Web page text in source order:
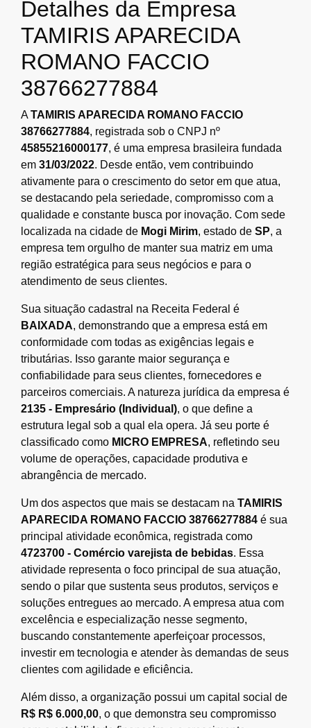
Detalhes da Empresa
TAMIRIS APARECIDA
ROMANO FACCIO
38766277884
ATAMIRIS APARECIDA ROMANO FACCIO
38766277884, registrada sob o CNPJ nº
45855216000177, é uma empresa brasileira fundada
em 31/03/2022. Desde então, vem contribuindo
ativamente para o crescimento do setor em que atua,
se destacando pela seriedade, compromisso com a
qualidade e constante busca por inovação. Com sede
localizada na cidade de Mogi Mirim, estado de SP, a
empresa tem orgulho de manter sua matriz em uma
região estratégica para seus negócios e para o
atendimento de seus clientes.
Sua situação cadastral na Receita Federal é
BAIXADA, demonstrando que a empresa está em
conformidade com todas as exigências legais e
tributárias. Isso garante maior segurança e
confiabilidade para seus clientes, fornecedores e
parceiros comerciais. A natureza jurídica da empresa é
2135 - Empresário (Individual), o que define a
estrutura legal sob a qual ela opera. Já seu porte é
classificado como MICRO EMPRESA, refletindo seu
volume de operações, capacidade produtiva e
abrangência de mercado.
Um dos aspectos que mais se destacam na TAMIRIS
APARECIDA ROMANO FACCIO 38766277884 é sua
principal atividade econômica, registrada como
4723700 - Comércio varejista de bebidas. Essa
atividade representa o foco principal de sua atuação,
sendo o pilar que sustenta seus produtos, serviços e
soluções entregues ao mercado. A empresa atua com
excelência e especialização nesse segmento,
buscando constantemente aperfeiçoar processos,
investir em tecnologia e atender às demandas de seus
clientes com agilidade e eficiência.
Além disso, a organização possui um capital social de
R$ R$ 6.000,00, o que demonstra seu compromisso